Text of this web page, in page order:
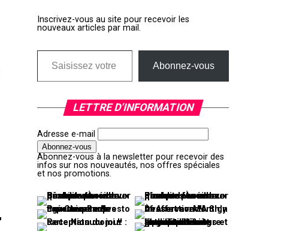
Inscrivez-vous au site pour recevoir les
nouveaux articles par mail.
Saisissez votre adresse e-mail…
Abonnez-vous
LETTRE D’INFORMATION
Adresse e-mail
Abonnez-vous à la newsletter pour recevoir des
infos sur nos nouveautés, nos offres spéciales
et nos promotions.